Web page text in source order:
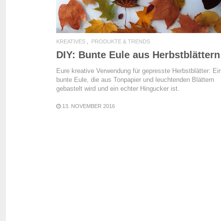
KREATIVES PRODUKTE & TRENDS
DIY: Bunte Eule aus Herbstblättern
Eure kreative Verwendung für gepresste Herbstblätter:
bunte Eule, die aus Tonpapier und leuchtenden Blättern
gebastelt wird und ein echter Hingucker ist.
13. NOVEMBER 2016